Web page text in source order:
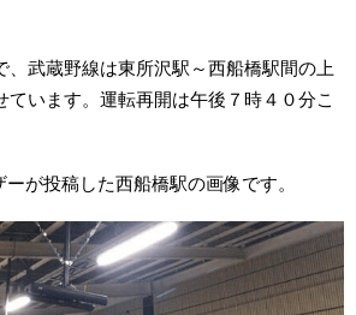
、武蔵野線は東所沢駅～西船橋駅間の上
ています。運転再開は午後７時４０分こ
が投稿した西船橋駅の画像です。